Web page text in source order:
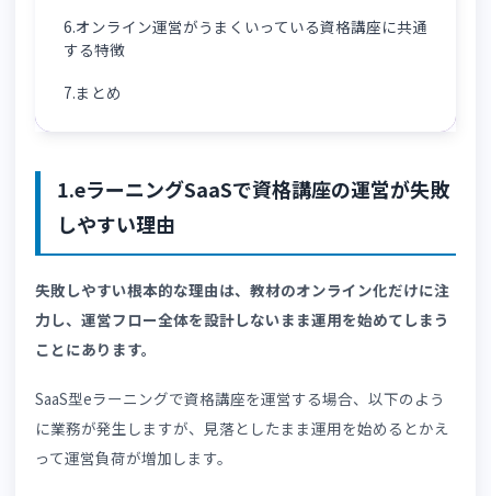
3-5.事務局の内部フローを標準化・一元管理する
4.資格講座の運営をeラーニングSaaSでオリジナルブ
ランド化する2つの方法
レンジする
6.オンライン運営がうまくいっている資格講座に共通
する特徴
7.まとめ